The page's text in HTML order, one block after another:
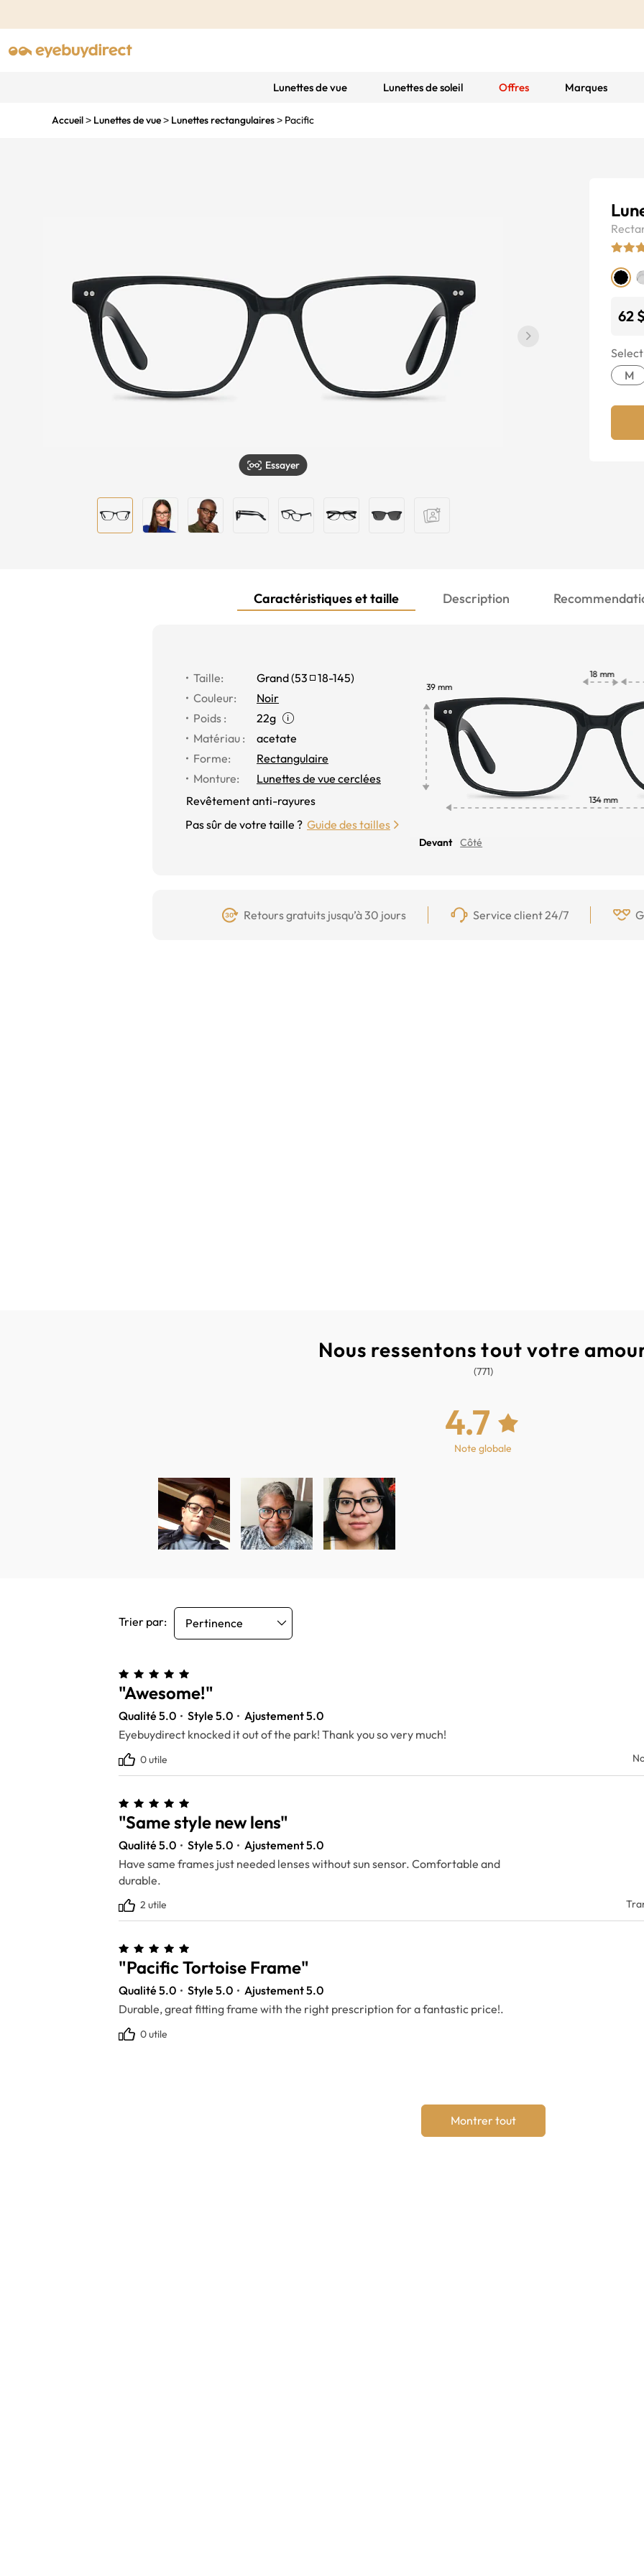
Lunettes de vue Lunettes de soleil Offres Marques
Accueil> Lunettes de vue> Lunettes rectangulaires> Pacific
Essayer
62
M
Caractéristiques et taille Description
Taille: Grand (53 18-145)
Couleur:
Noir
Poids :
22g
Matériau :
acetate
Forme:
Rectangulaire
Monture:
Lunettes de vue cerclées
Revêtement anti-rayures
Pas sûr de votre taille ? Guide des tailles
Devant Côté
Retours gratuits jusqu’à 30 jours Service client 24/7
Nous ressentons tout votre
(771)
4.7
Note globale
Trier par: Pertinence
"Awesome!"
Qualité 5.0 Style 5.0
Ajustement 5.0
Eyebuydirect knocked it out of the park! Thank you so very much!
0 utile
"Same style new lens"
Qualité 5.0 Style 5.0
Ajustement 5.0
Have same frames just needed lenses without sun sensor. Comfortable and
durable.
2 utile
"Pacific Tortoise Frame"
Qualité 5.0 Style 5.0
Ajustement 5.0
Durable, great fitting frame with the right prescription for a fantastic price!.
0 utile
Montrer tout